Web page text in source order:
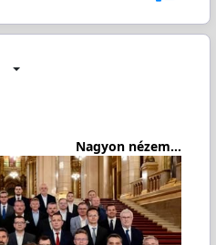
Nagyon nézem...